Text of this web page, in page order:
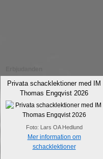
Privata schacklektioner med IM
Thomas Engqvist 2026
Foto: Lars OA Hedlund
Mer information om
schacklektioner